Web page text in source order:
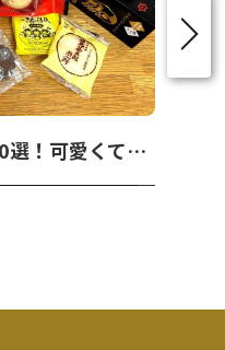
日光で人気のお土産 10選！可愛くて美味しいお菓子を紹介！